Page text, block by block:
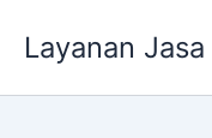
Layanan